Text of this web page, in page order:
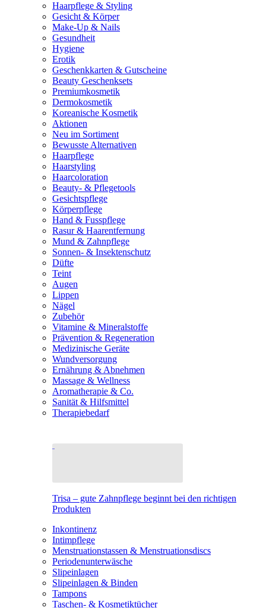
Haarpflege & Styling
Gesicht & Körper
Make-Up & Nails
Gesundheit
Hygiene
Erotik
Geschenkkarten & Gutscheine
Beauty Geschenksets
Premiumkosmetik
Dermokosmetik
Koreanische Kosmetik
Aktionen
Neu im Sortiment
Bewusste Alternativen
Haarpflege
Haarstyling
Haarcoloration
Beauty- & Pflegetools
Gesichtspflege
Körperpflege
Hand & Fusspflege
Rasur & Haarentfernung
Mund & Zahnpflege
Sonnen- & Insektenschutz
Düfte
Teint
Augen
Lippen
Nägel
Zubehör
Vitamine & Mineralstoffe
Prävention & Regeneration
Medizinische Geräte
Wundversorgung
Ernährung & Abnehmen
Massage & Wellness
Aromatherapie & Co.
Sanität & Hilfsmittel
Therapiebedarf
Trisa – gute Zahnpflege beginnt bei den richtigen
Produkten
Inkontinenz
Intimpflege
Menstruationstassen & Menstruationsdiscs
Periodenunterwäsche
Slipeinlagen
Slipeinlagen & Binden
Tampons
Taschen- & Kosmetiktücher